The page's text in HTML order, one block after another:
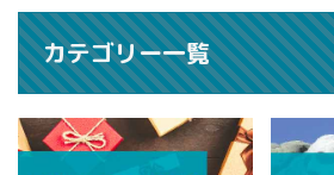
カテゴリー一覧